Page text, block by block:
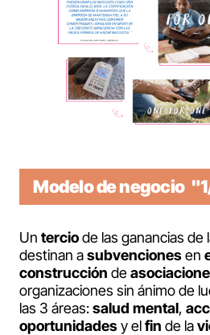
Modelo de negocio
Un terciode las ganancias de
destinan asubvencionesen
construcción de
organizaciones sin ánimo de
las 3 áreas:salud mental,
oportunidadesy elfin de la